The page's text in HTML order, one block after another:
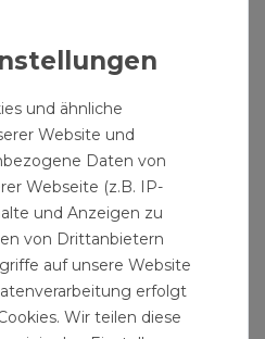
RAL 8023
4
EN 13476-2 und DIN
- 50 cm - 0,5 m
DN 200 / 500 mm
orange
und ähnliche
Website und
Daten von
Webseite (z.B. IP-
und Anzeigen zu
von Drittanbietern
auf unsere Website
erfolgt
Wir teilen diese